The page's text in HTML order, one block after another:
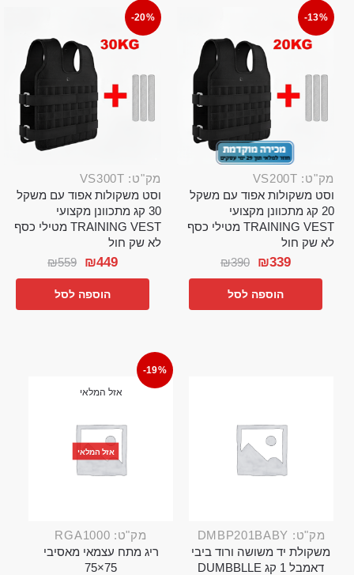
-13%
מק"ט: VS200T
וסט משקולות אפוד עם משקל
20 קג מתכוונן מקצועי
TRAINING VEST מטילי כסף
לא שק חול
₪390 ₪339
הוספה לסל
-20%
מק"ט: VS300T
וסט משקולות אפוד עם משקל
30 קג מתכוונן מקצועי
TRAINING VEST מטילי כסף
לא שק חול
₪559 ₪449
הוספה לסל
מק"ט: DMBP201BABY
משקולת יד משושה ורוד ביבי
דאמבל 1 קג DUMBBLLE
-19%
אזל המלאי
אזל המלאי
מק"ט: RGA1000
ריג מתח עצמאי מאסיבי
75×75